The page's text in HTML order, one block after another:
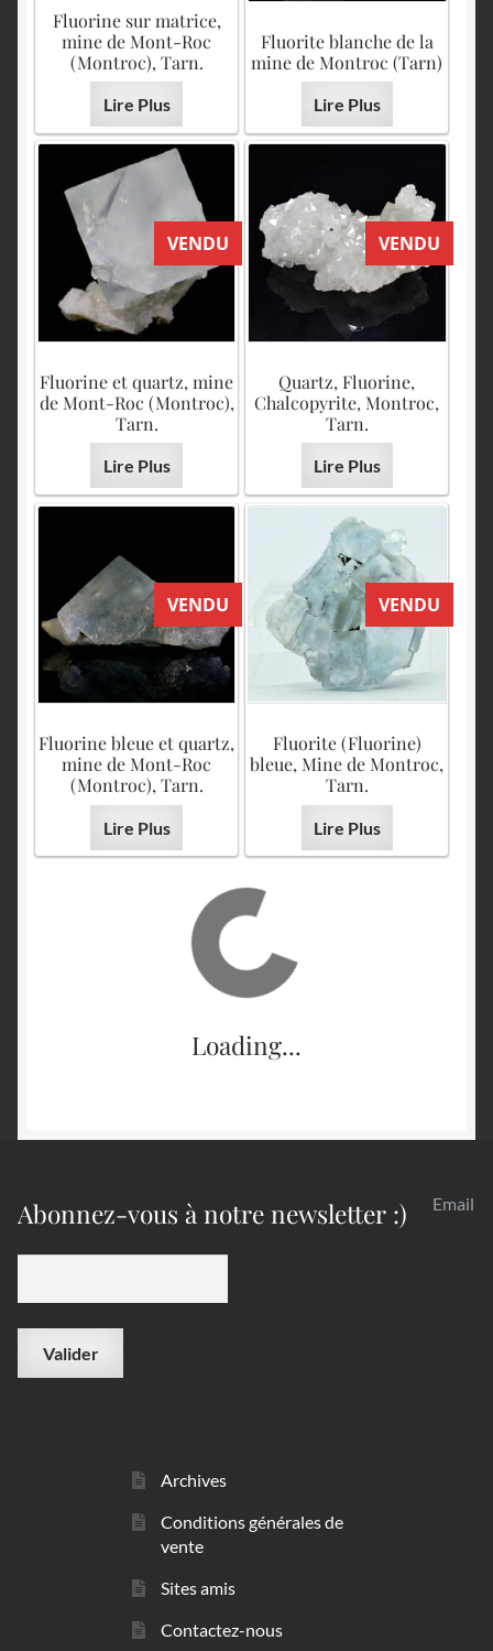
Fluorine sur matrice,
mine de Mont-Roc
(Montroc), Tarn.
Lire Plus
Fluorite blanche de la
mine de Montroc (Tarn)
Lire Plus
VENDU
Fluorine et quartz, mine
de Mont-Roc (Montroc),
Tarn.
Lire Plus
VENDU
Quartz, Fluorine,
Chalcopyrite, Montroc,
Tarn.
Lire Plus
VENDU
Fluorine bleue et quartz,
mine de Mont-Roc
(Montroc), Tarn.
Lire Plus
VENDU
Fluorite (Fluorine)
bleue, Mine de Montroc,
Tarn.
Lire Plus
Loading...
Abonnez-vous à notre newsletter :) Email
Archives
Conditions générales de
vente
Sites amis
Contactez-nous